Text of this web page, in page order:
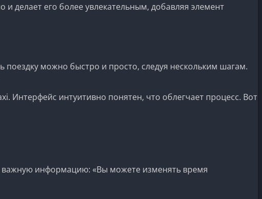
делает его более увлекательным, добавляя элемент
можно быстро и просто, следуя нескольким шагам.
Интерфейс интуитивно понятен, что облегчает процесс. Вот
важную информацию: «Вы можете изменять время